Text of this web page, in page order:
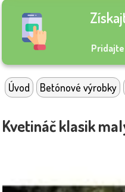
Pridajte
Úvod Betónové výrobky
Kvetináč klasik